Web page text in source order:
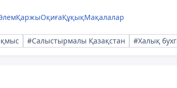
ҚаржыОқиғаҚұқықМақалалар
#Салыстырмалы Қазақстан #Халық